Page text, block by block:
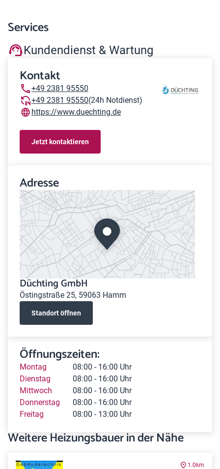
Services
Kundendienst & Wartung
Kontakt
+49 2381 95550
+49 2381 95550(24h Notdienst)
https://www.duechting.de
Jetzt kontaktieren
Adresse
Düchting GmbH
Östingstraße 25, 59063 Hamm
Standort öffnen
Öffnungszeiten:
Montag
08:00 - 16:00 Uhr
Dienstag
08:00 - 16:00 Uhr
Mittwoch
08:00 - 16:00 Uhr
Donnerstag
08:00 - 16:00 Uhr
Freitag
08:00 - 13:00 Uhr
Weitere Heizungsbauer in der Nähe
1.0km